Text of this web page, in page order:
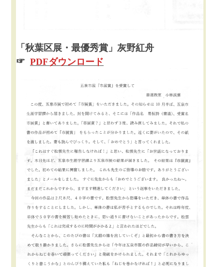
「秋葉区展・最優秀賞」灰野紅舟
☞ PDFダウンロード